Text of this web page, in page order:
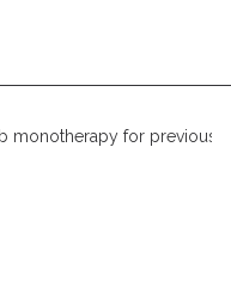
monotherapy for